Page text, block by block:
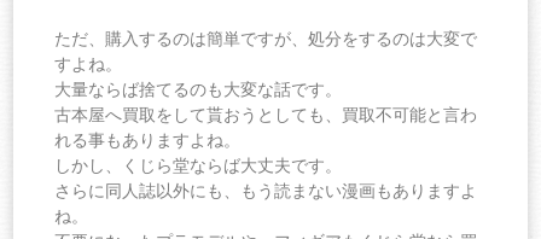
ただ、購入するのは簡単ですが、処分をするのは大変で
すよね。
大量ならば捨てるのも大変な話です。
古本屋へ買取をして貰おうとしても、買取不可能と言わ
れる事もありますよね。
しかし、くじら堂ならば大丈夫です。
さらに同人誌以外にも、もう読まない漫画もありますよ
ね。